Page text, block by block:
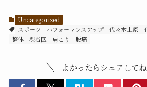
Uncategorized
スポーツ
パフォーマンスアップ 代々木上原
整体
渋谷区 肩こり 腰痛
よかったらシェアしてね